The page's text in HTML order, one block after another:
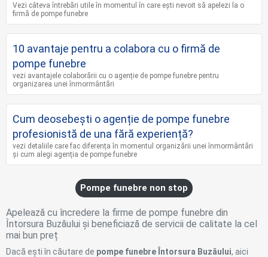
Vezi câteva întrebări utile în momentul în care ești nevoit să apelezi la o
firmă de pompe funebre
10 avantaje pentru a colabora cu o firmă de
pompe funebre
vezi avantajele colaborării cu o agenție de pompe funebre pentru
organizarea unei înmormântări
Cum deosebești o agenție de pompe funebre
profesionistă de una fără experiență?
vezi detaliile care fac diferența în momentul organizării unei înmormântări
și cum alegi agenția de pompe funebre
Pompe funebre non stop
Apelează cu încredere la firme de pompe funebre din
Întorsura Buzăului și beneficiază de servicii de calitate la cel
mai bun preț
Dacă ești în căutare de pompe funebre Întorsura Buzăului, aici